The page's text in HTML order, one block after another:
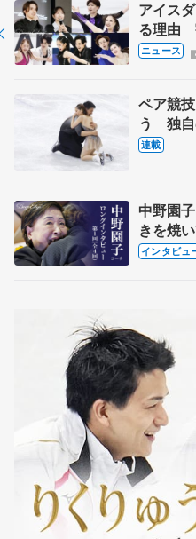
アイス
る理由
実力者
ニュース
ペア競
う 独自
【引退
連載
中野園
きを焼
も通用
インタビュ